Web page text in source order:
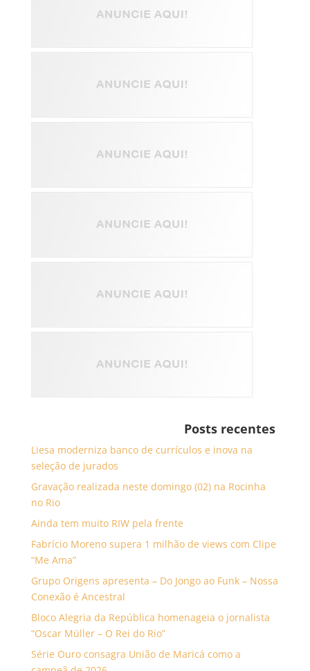
Posts recentes
Liesa moderniza banco de currículos e inova na
seleção de jurados
Gravação realizada neste domingo (02) na Rocinha
no Rio
Ainda tem muito RIW pela frente
Fabrício Moreno supera 1 milhão de views com Clipe
“Me Ama”
Grupo Origens apresenta – Do Jongo ao Funk – Nossa
Conexão é Ancestral
Bloco Alegria da República homenageia o jornalista
“Oscar Müller – O Rei do Rio”
Série Ouro consagra União de Maricá como a